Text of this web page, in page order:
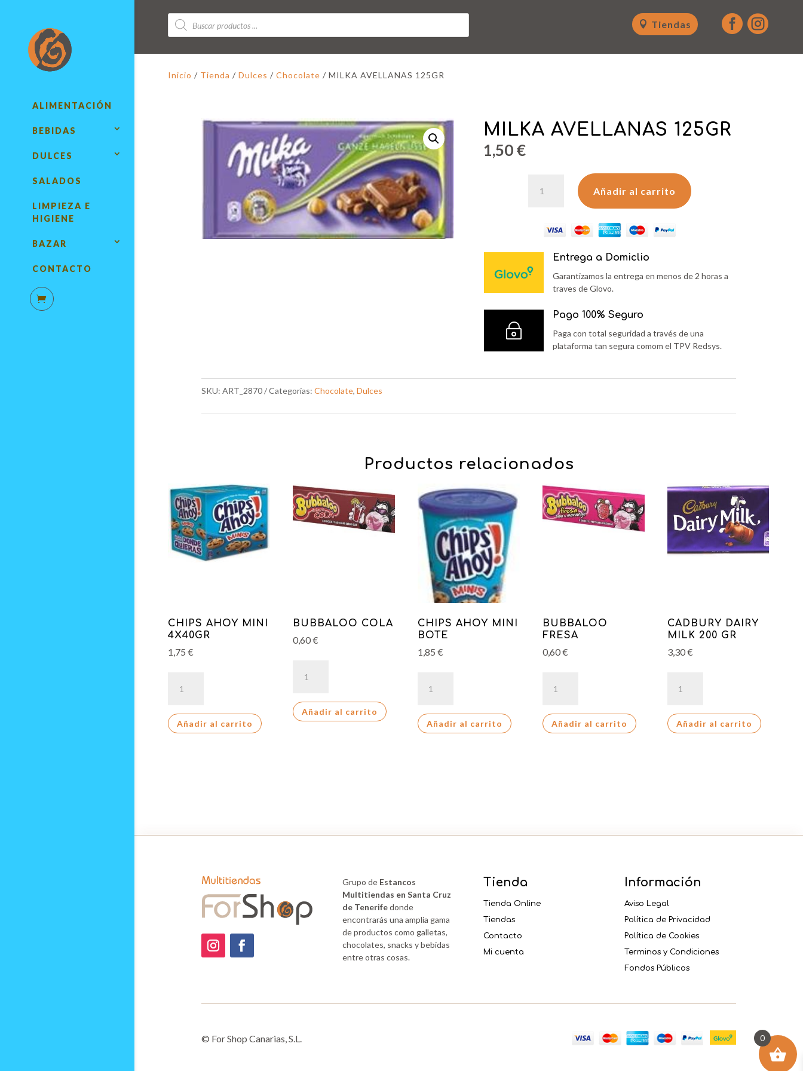
ALIMENTACIÓN
BEBIDAS
DULCES
SALADOS
LIMPIEZA E
HIGIENE
BAZAR
CONTACTO
Búsqueda
de
productos
Tiendas  
Inicio / Tienda / Dulces / Chocolate / MILKA AVELLANAS 125GR
MILKA AVELLANAS 125GR
1,50€
AVELLANAS
cantidad
Añadir al carrito
Entrega a Domiclio
Garantizamos la entrega en menos de 2 horas a
traves de Glovo.
~
Pago 100% Seguro
Paga con total seguridad a través de una
plataforma tan segura comom el TPV Redsys.
SKU: ART_2870 Categorías: Chocolate, Dulces
Productos relacionados
CHIPS AHOY MINI
4X40GR
1,75 €
AHOY
4X40GR
Añadir al carrito
BUBBALOO COLA
0,60€
COLA
Añadir al carrito
CHIPS AHOY MINI
BOTE
1,85 €
AHOY
BOTE
Añadir al carrito
BUBBALOO
FRESA
0,60€
FRESA
Añadir al carrito
CADBURY DAIRY
MILK 200 GR
3,30€
DAIRY
200Añadir al carrito
Grupo de Estancos
Multitiendas en Santa Cruz
de Tenerifedonde
encontrarás una amplia gama
de productos como galletas,
chocolates, snacks y bebidas
entre otras cosas.
Tienda
Tienda Online
Tiendas
Contacto
Mi cuenta
Información
Aviso Legal
Política de Privacidad
Política de Cookies
Terminos y Condiciones
Fondos Públicos
© For Shop Canarias, S.L. 0